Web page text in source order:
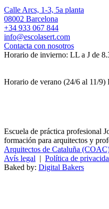
Calle Arcs, 1-3, 5a planta
08002 Barcelona
+34 933 067 844
info@escolasert.com
Contacta con nosotros
Horario de invierno: LL a J de
Horario de verano (24/6 al 11/
Escuela de práctica profesional
formación para arquitectos y
Arquitectos de Cataluña
Avís legal | Política de
Baked by: Digital Bakers